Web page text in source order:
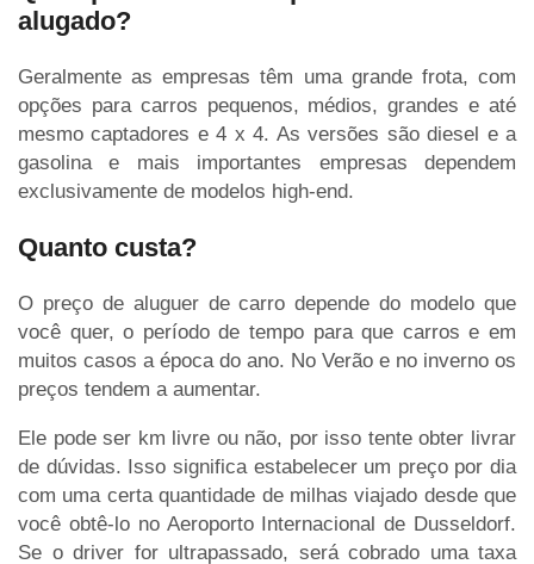
alugado?
Geralmente as empresas têm uma grande frota, com
opções para carros pequenos, médios, grandes e até
mesmo captadores e 4 x 4. As versões são diesel e a
gasolina e mais importantes empresas dependem
exclusivamente de modelos high-end.
Quanto custa?
O preço de aluguer de carro depende do modelo que
você quer, o período de tempo para que carros e em
muitos casos a época do ano. No Verão e no inverno os
preços tendem a aumentar.
Ele pode ser km livre ou não, por isso tente obter livrar
de dúvidas. Isso significa estabelecer um preço por dia
com uma certa quantidade de milhas viajado desde que
você obtê-lo no Aeroporto Internacional de Dusseldorf.
Se o driver for ultrapassado, será cobrado uma taxa